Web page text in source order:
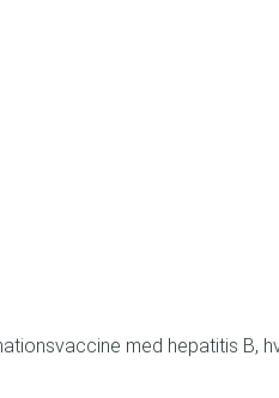
med hepatitis B,